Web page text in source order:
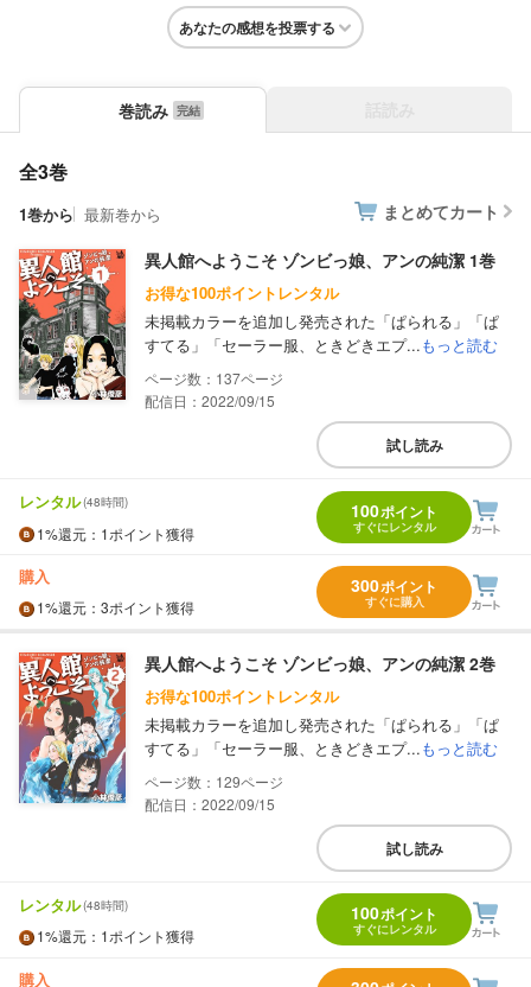
あなたの感想を投票する
巻読み
全3巻
1巻から 最新巻から まとめてカート
異人館へようこそ ゾンビっ娘、アンの純潔 1巻
お得な100ポイントレンタル
未掲載カラーを追加し発売された「ぱられる」「ぱ
すてる」「セーラー服、ときどきエプ...もっと読む
137
配信日：2022/09/15
試し読み
レンタル(48時間)
1%還元 ：1ポイント獲得
100ポイント
すぐにレンタル
購入
1%還元 ：3ポイント獲得
300ポイント
すぐに購入
異人館へようこそ ゾンビっ娘、アンの純潔 2巻
お得な100ポイントレンタル
未掲載カラーを追加し発売された「ぱられる」「ぱ
すてる」「セーラー服、ときどきエプ...もっと読む
129
配信日：2022/09/15
試し読み
レンタル(48時間)
1%還元 ：1ポイント獲得
100ポイント
すぐにレンタル
購入